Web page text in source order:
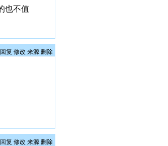
也不值
回复 修改 来源 删除
回复 修改 来源 删除